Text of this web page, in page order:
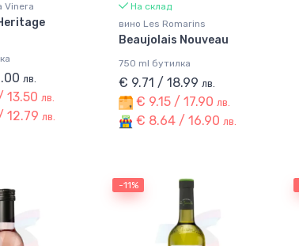
Vinera
лв.
13.50 лв.
12.79 лв.
На склад
вино Les Romarins
Beaujolais Nouveau
750 ml бутилка
€ 9.71 / 18.99лв.
€ 9.15 / 17.90лв.
€ 8.64 / 16.90лв.
-11%